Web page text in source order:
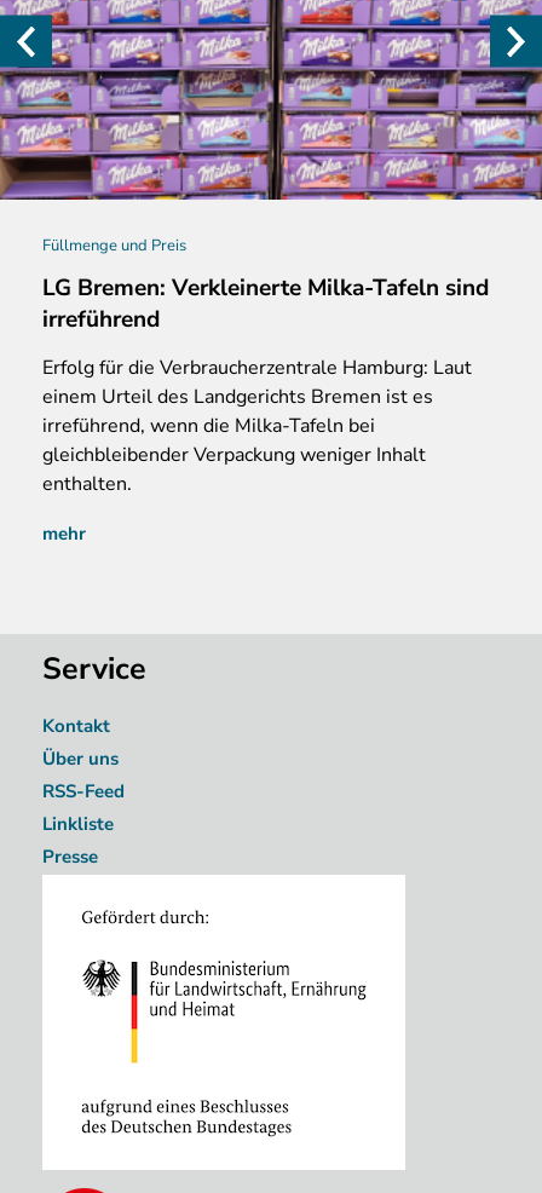
Füllmenge und Preis
LG Bremen: Verkleinerte Milka-Tafeln sind
irreführend
Erfolgfür die Verbraucherzentrale Hamburg: Laut
einem Urteil des Landgerichts Bremen ist es
irreführend, wenn die Milka-Tafeln bei
gleichbleibender Verpackung weniger Inhalt
enthalten.
mehr
Service
Kontakt
Über uns
RSS-Feed
Linkliste
Presse